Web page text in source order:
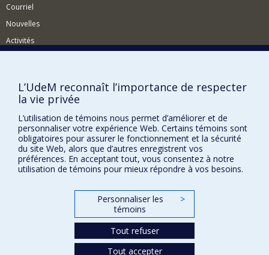
Courriel
Nouvelles
Activités
BESOIN D'AIDE?
Plan du site
Signaler une erreur
Accessibilité
FACULTÉ DES ARTS ET DES SCIENCES
Nos centres d'études
L’UdeM reconnaît l’importance de respecter
la vie privée
L’utilisation de témoins nous permet d’améliorer et de
personnaliser votre expérience Web. Certains témoins sont
obligatoires pour assurer le fonctionnement et la sécurité
du site Web, alors que d’autres enregistrent vos
préférences. En acceptant tout, vous consentez à notre
utilisation de témoins pour mieux répondre à vos besoins.
Personnaliser les
témoins
>
Tout refuser
Tout accepter